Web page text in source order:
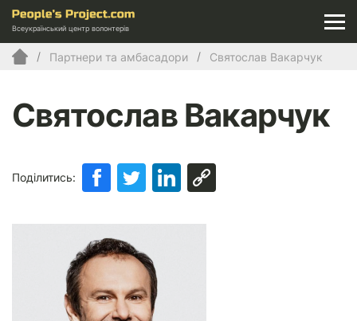
Всеукраїнський центр волонтерів
Партнери та амбасадори Святослав Вакарчук
Святослав Вакарчук
Поділитись: